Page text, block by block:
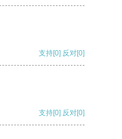
支持[0] 反对[0]
支持[0] 反对[0]